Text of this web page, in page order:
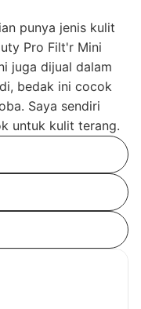
punya jenis kulit
Pro Filt'r Mini
juga dijual dalam
bedak ini cocok
Saya sendiri
untuk kulit terang.